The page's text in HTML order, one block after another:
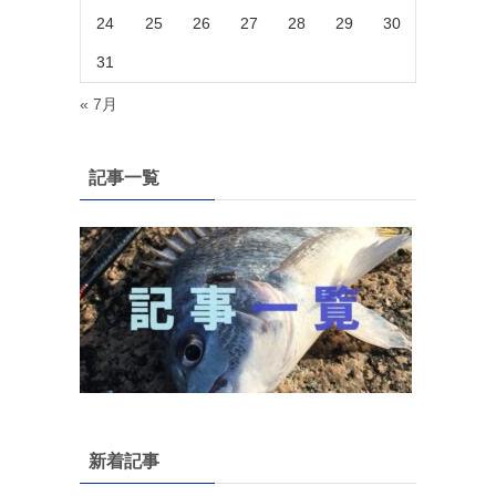
24 25 26 27 28 29 30
31
« 7月
記事一覧
新着記事